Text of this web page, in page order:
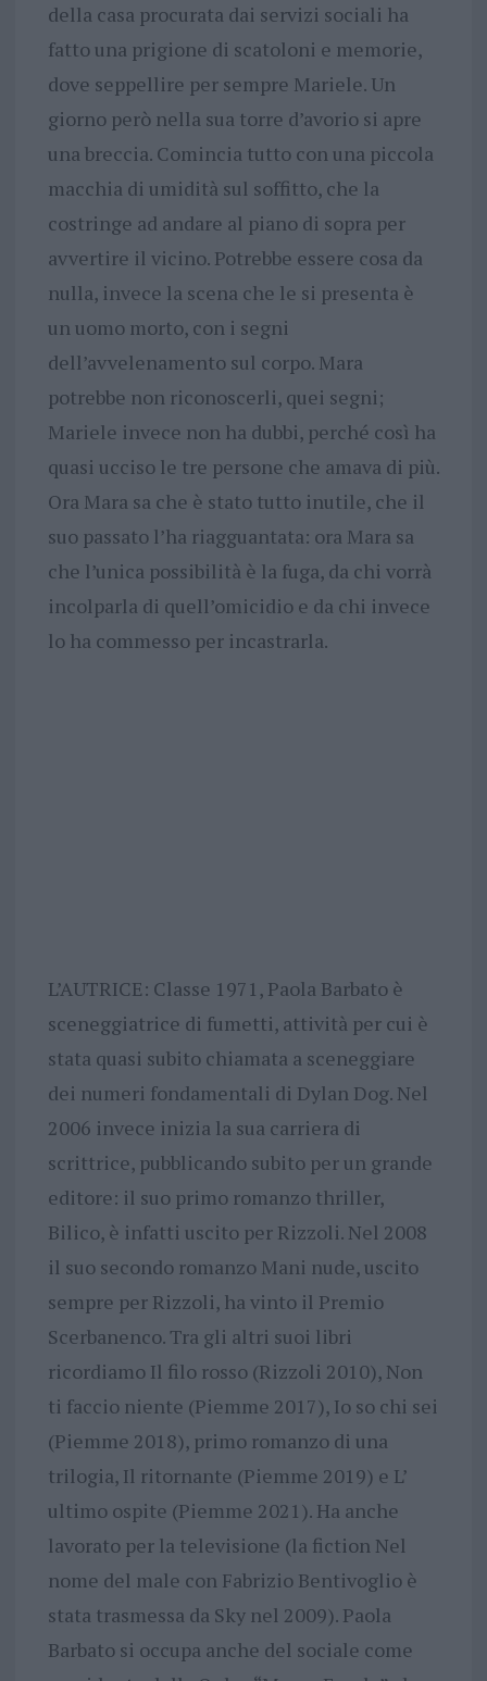
della casa procurata dai servizi sociali ha
fatto una prigione di scatoloni e memorie,
dove seppellire per sempre Mariele. Un
giorno però nella sua torre d’avorio si apre
una breccia. Comincia tutto con una piccola
macchia di umidità sul soffitto, che la
costringe ad andare al piano di sopra per
avvertire il vicino. Potrebbe essere cosa da
nulla, invece la scena che le si presenta è
un uomo morto, con i segni
dell’avvelenamento sul corpo. Mara
potrebbe non riconoscerli, quei segni;
Mariele invece non ha dubbi, perché così ha
quasi ucciso le tre persone che amava di più.
Ora Mara sa che è stato tutto inutile, che il
suo passato l’ha riagguantata: ora Mara sa
che l’unica possibilità è la fuga, da chi vorrà
incolparla di quell’omicidio e da chi invece
lo ha commesso per incastrarla.
L’AUTRICE: Classe 1971, Paola Barbato è
sceneggiatrice di fumetti, attività per cui è
stata quasi subito chiamata a sceneggiare
dei numeri fondamentali di Dylan Dog. Nel
2006 invece inizia la sua carriera di
scrittrice, pubblicando subito per un grande
editore: il suo primo romanzo thriller,
Bilico, è infatti uscito per Rizzoli. Nel 2008
il suo secondo romanzo Mani nude, uscito
sempre per Rizzoli, ha vinto il Premio
Scerbanenco. Tra gli altri suoi libri
ricordiamo Il filo rosso (Rizzoli 2010), Non
ti faccio niente (Piemme 2017), Io so chi sei
(Piemme 2018), primo romanzo di una
trilogia, Il ritornante (Piemme 2019) e L’
ultimo ospite (Piemme 2021). Ha anche
lavorato per la televisione (la fiction Nel
nome del male con Fabrizio Bentivoglio è
stata trasmessa da Sky nel 2009). Paola
Barbato si occupa anche del sociale come